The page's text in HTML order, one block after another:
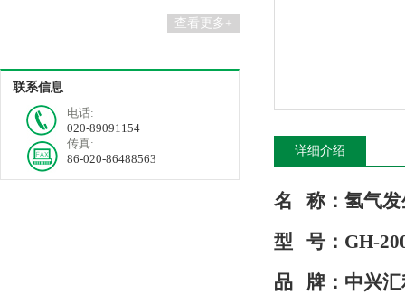
查看更多+
联系信息
电话:
020-89091154
传真:
86-020-86488563
详细介绍
名 称： 氢气
型
号： GH-
品
牌： 中兴